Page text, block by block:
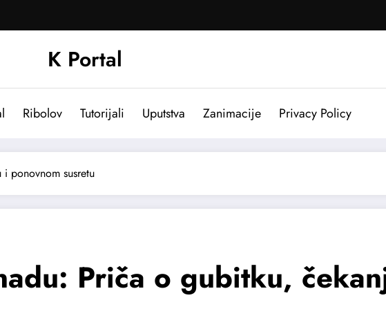
K Portal
Ribolov Tutorijali Uputstva Zanimacije Privacy Policy
ponovnom susretu
Priča o gubitku,